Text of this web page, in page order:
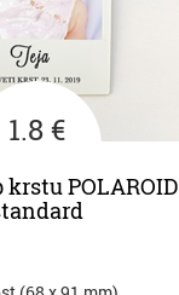
1.8 €
POLAROID